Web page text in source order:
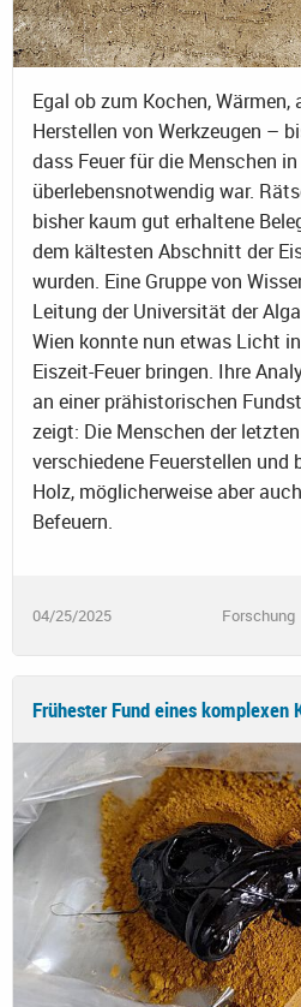
Egal ob zum Kochen,
Herstellen von Werkzeugen –
dass Feuer für die Menschen
überlebensnotwendig war.
bisher kaum gut erhaltene
dem kältesten Abschnitt der
wurden. Eine Gruppe von
Leitung der Universität der
Wien konnte nun etwas Licht
Eiszeit-Feuer bringen. Ihre
an einer prähistorischen
zeigt: Die Menschen der
verschiedene Feuerstellen und
Holz, möglicherweise aber
Befeuern.
04/25/2025 Forschung
Frühester Fund eines komplexen